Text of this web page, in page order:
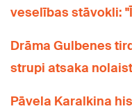
veselības stāvokli:
Drāma Gulbenes
strupi atsaka
Pāvela Karalkina